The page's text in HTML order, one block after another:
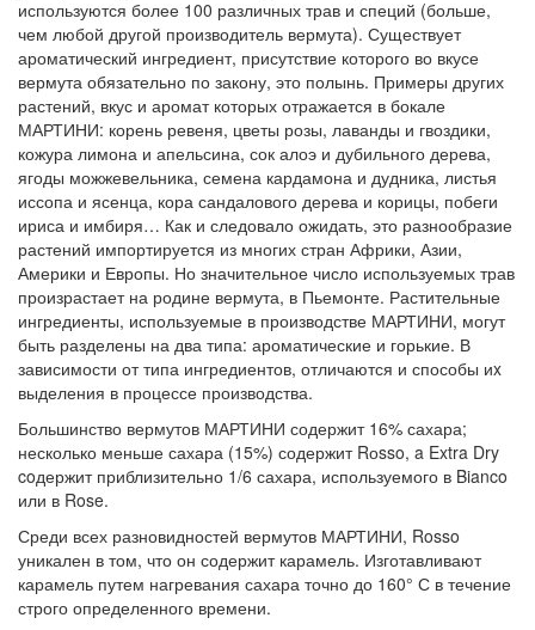
используются более 100 различных трав и специй (больше,
чем любой другой производитель вермута). Существует
ароматический ингредиент, присутствие которого во вкусе
вермута обязательно по закону, это полынь. Примеры других
растений, вкус и аромат которых отражается в бокале
МАРТИНИ: корень ревеня, цветы розы, лаванды и гвоздики,
кожура лимона и апельсина, сок алоэ и дубильного дерева,
ягоды можжевельника, семена кардамона и дудника, листья
иссопа и ясенца, кора сандалового дерева и корицы, побеги
ириса и имбиря… Как и следовало ожидать, это разнообразие
растений импортируется из многих стран Африки, Азии,
Америки и Европы. Но значительное число используемых трав
произрастает на родине вермута, в Пьемонте. Растительные
ингредиенты, используемые в производстве МАРТИНИ, могут
быть разделены на два типа: ароматические и горькие. В
зависимости от типа ингредиентов, отличаются и способы иx
выделения в процессе производства.
Большинство вермутов МАРТИНИ содержит 16% сахара;
несколько меньше сахара (15%) содержит Rоsso, a Extra Dry
coдержит приблизительно 1/6 сахара, используемого в Bianco
или в Rose.
Среди всех разновидностей вермутов МАРТИНИ, Rosso
уникален в том, что он содержит карамель. Изготавливают
карамель путем нагревания сахара точно до 160° С в течение
строго определенного времени.